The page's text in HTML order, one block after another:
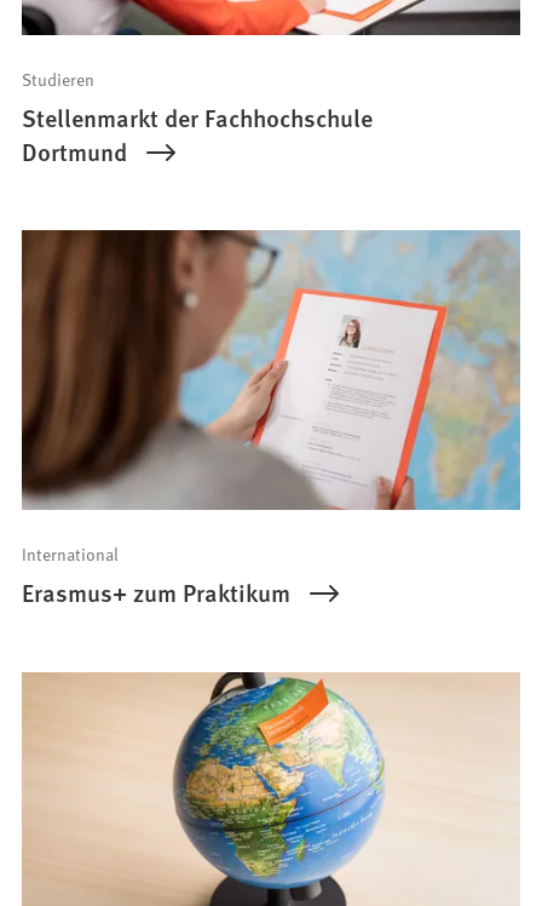
Studieren
Stellenmarkt der Fachhochschule
Dortmund
International
Erasmus+ zum Praktikum